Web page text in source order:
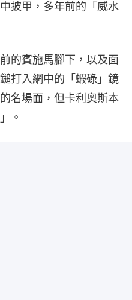
披甲，多年前的「威水
的賓施馬腳下，以及面
打入網中的「蝦碌」鏡
名場面，但卡利奧斯本
。